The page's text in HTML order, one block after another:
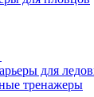
для
тренажеры